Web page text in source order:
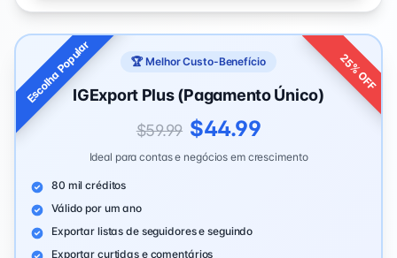
25% OFF
Escolha Popular 🏆 Melhor Custo-Benefício
IGExport Plus (Pagamento Único)
$59.99 $44.99
Ideal para contas e negócios em crescimento
80 mil créditos
Válido por um ano
Exportar listas de seguidores e seguindo
Exportar curtidas e comentários